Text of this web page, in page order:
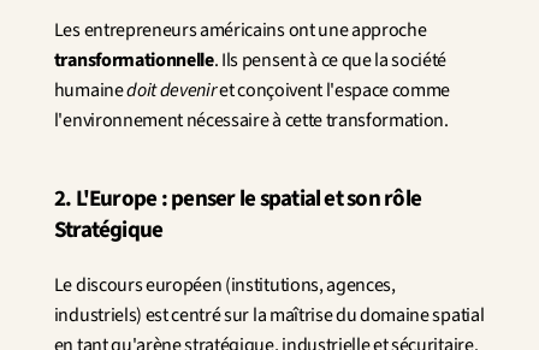
Les entrepreneurs américains ont une approche
transformationnelle. Ils pensent à ce que la société
humaine doit devenir et conçoivent l'espace comme
l'environnement nécessaire à cette transformation.
2. L'Europe : penser le spatial et son rôle
Stratégique
Le discours européen (institutions, agences,
industriels) est centré sur la maîtrise du domaine spatial